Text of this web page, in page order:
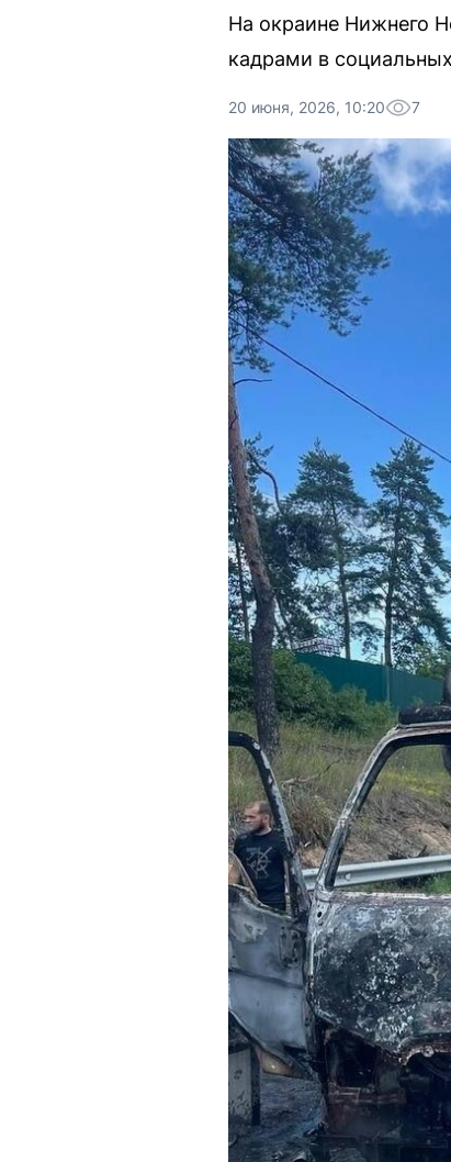
На окраине Нижнего
кадрами в
20 июня, 2026, 10:20 7